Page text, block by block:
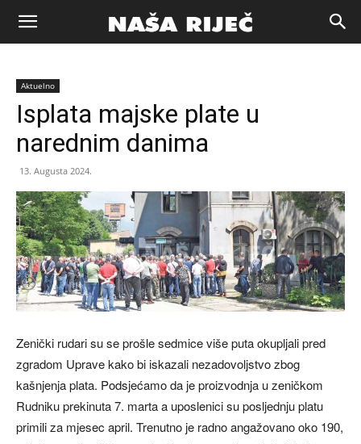
Naša
riječ
Aktuelno
Isplata majske plate u
narednim danima
13. Augusta 2024.
Zenički rudari su se prošle sedmice više puta okupljali pred
zgradom Uprave kako bi iskazali nezadovoljstvo zbog
kašnjenja plata. Podsjećamo da je proizvodnja u zeničkom
Rudniku prekinuta 7. marta a uposlenici su posljednju platu
primili za mjesec april. Trenutno je radno angažovano oko 190,